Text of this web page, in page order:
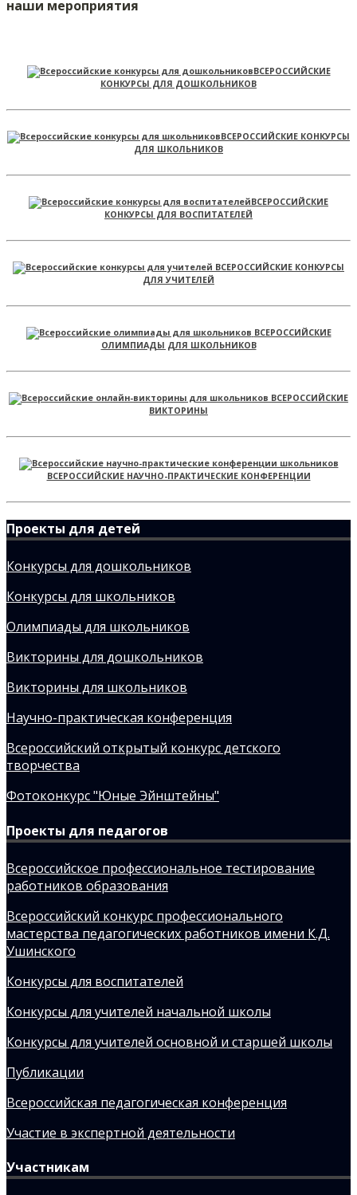
наши мероприятия
ВСЕРОССИЙСКИЕ
КОНКУРСЫ ДЛЯ ДОШКОЛЬНИКОВ
ВСЕРОССИЙСКИЕ КОНКУРСЫ
ДЛЯ ШКОЛЬНИКОВ
ВСЕРОССИЙСКИЕ
КОНКУРСЫ ДЛЯ ВОСПИТАТЕЛЕЙ
ВСЕРОССИЙСКИЕ КОНКУРСЫ
ДЛЯ УЧИТЕЛЕЙ
ВСЕРОССИЙСКИЕ
ОЛИМПИАДЫ ДЛЯ ШКОЛЬНИКОВ
ВСЕРОССИЙСКИЕ
ВИКТОРИНЫ
ВСЕРОССИЙСКИЕ НАУЧНО-ПРАКТИЧЕСКИЕ КОНФЕРЕНЦИИ
Проекты для детей
Конкурсы для дошкольников
Конкурсы для школьников
Олимпиады для школьников
Викторины для дошкольников
Викторины для школьников
Научно-практическая конференция
Всероссийский открытый конкурс детского
творчества
Фотоконкурс "Юные Эйнштейны"
Проекты для педагогов
Всероссийское профессиональное тестирование
работников образования
Всероссийский конкурс профессионального
мастерства педагогических работников имени К.Д.
Ушинского
Конкурсы для воспитателей
Конкурсы для учителей начальной школы
Конкурсы для учителей основной и старшей школы
Публикации
Всероссийская педагогическая конференция
Участие в экспертной деятельности
Участникам